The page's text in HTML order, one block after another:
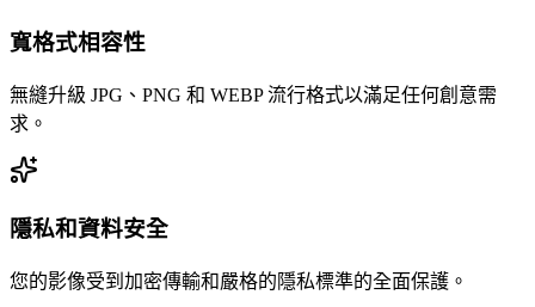
寬格式相容性
無縫升級 JPG、PNG 和 WEBP 流行格式以滿足任何創意需
求。
隱私和資料安全
您的影像受到加密傳輸和嚴格的隱私標準的全面保護。